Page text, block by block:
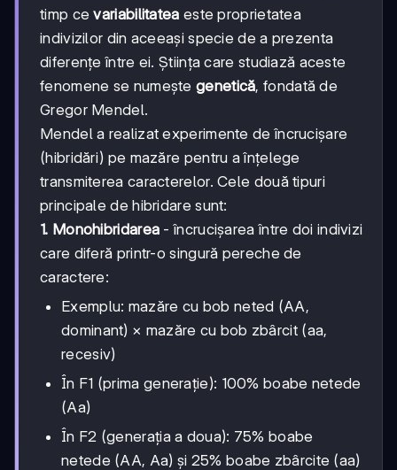
timp cevariabilitatea este proprietatea
indivizilor din aceeași specie de a prezenta
diferențe între ei. Știința care studiază aceste
fenomene se numeștegenetică, fondată de
Gregor Mendel.
Mendel a realizat experimente de încrucișare
(hibridări) pe mazăre pentru a înțelege
transmiterea caracterelor. Cele două tipuri
principale de hibridare sunt:
1. Monohibridarea - încrucișarea între doi indivizi
care diferă printr-o singură pereche de
caractere:
Exemplu: mazăre cu bob neted (AA,
dominant) × mazăre cu bob zbârcit (aa,
recesiv)
În F1 (prima generație): 100% boabe netede
(Aa)
În F2 (generația a doua): 75% boabe
netede (AA, Aa) și 25% boabe zbârcite (aa)